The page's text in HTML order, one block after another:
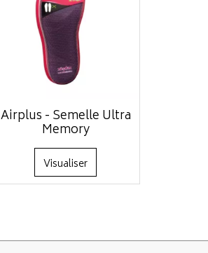
Airplus - Semelle Ultra
Memory
Visualiser